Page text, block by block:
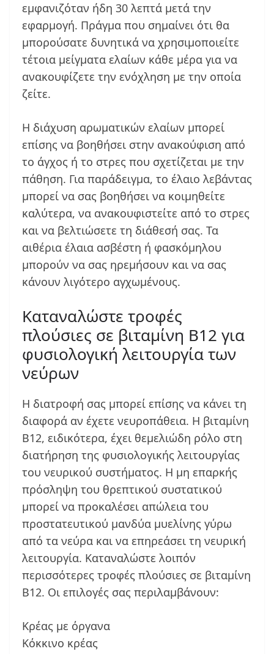
εμφανιζόταν ήδη 30 λεπτά μετά την
εφαρμογή. Πράγμα που σημαίνει ότι θα
μπορούσατε δυνητικά να χρησιμοποιείτε
τέτοια μείγματα ελαίων κάθε μέρα για να
ανακουφίζετε την ενόχληση με την οποία
ζείτε.
Η διάχυση αρωματικών ελαίων μπορεί
επίσης να βοηθήσει στην ανακούφιση από
το άγχος ή το στρες που σχετίζεται με την
πάθηση. Για παράδειγμα, το έλαιο λεβάντας
μπορεί να σας βοηθήσει να κοιμηθείτε
καλύτερα, να ανακουφιστείτε από το στρες
και να βελτιώσετε τη διάθεσή σας. Τα
αιθέρια έλαια ασβέστη ή φασκόμηλου
μπορούν να σας ηρεμήσουν και να σας
κάνουν λιγότερο αγχωμένους.
Καταναλώστε τροφές
πλούσιες σε βιταμίνη Β12 για
φυσιολογική λειτουργία των
νεύρων
Η διατροφή σας μπορεί επίσης να κάνει τη
διαφορά αν έχετε νευροπάθεια. Η βιταμίνη
Β12, ειδικότερα, έχει θεμελιώδη ρόλο στη
διατήρηση της φυσιολογικής λειτουργίας
του νευρικού συστήματος. Η μη επαρκής
πρόσληψη του θρεπτικού συστατικού
μπορεί να προκαλέσει απώλεια του
προστατευτικού μανδύα μυελίνης γύρω
από τα νεύρα και να επηρεάσει τη νευρική
λειτουργία. Καταναλώστε λοιπόν
περισσότερες τροφές πλούσιες σε βιταμίνη
Β12. Οι επιλογές σας περιλαμβάνουν:
Κρέας με όργανα
Κόκκινο κρέας